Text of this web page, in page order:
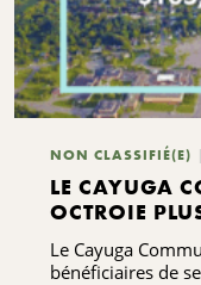
NON CLASSIFIÉ(E)
LE CAYUGA
OCTROIE
SUBVENTIONS
Le Cayuga
bénéficiaires de